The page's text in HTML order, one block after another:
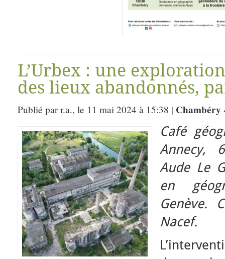
L’Urbex : une
des lieux abandonnés,
Publié par r.a., le 11 mai 2024 à 15:38 | Chambéry
Café
Annecy,
Aude Le
en
Genève.
Nacef.